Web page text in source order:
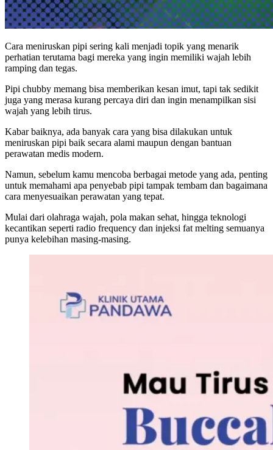
Cara meniruskan pipi sering kali menjadi topik yang menarik
perhatian terutama bagi mereka yang ingin memiliki wajah lebih
ramping dan tegas.
Pipi chubby memang bisa memberikan kesan imut, tapi tak sedikit
juga yang merasa kurang percaya diri dan ingin menampilkan sisi
wajah yang lebih tirus.
Kabar baiknya, ada banyak cara yang bisa dilakukan untuk
meniruskan pipi baik secara alami maupun dengan bantuan
perawatan medis modern.
Namun, sebelum kamu mencoba berbagai metode yang ada, penting
untuk memahami apa penyebab pipi tampak tembam dan bagaimana
cara menyesuaikan perawatan yang tepat.
Mulai dari olahraga wajah, pola makan sehat, hingga teknologi
kecantikan seperti radio frequency dan injeksi fat melting semuanya
punya kelebihan masing-masing.